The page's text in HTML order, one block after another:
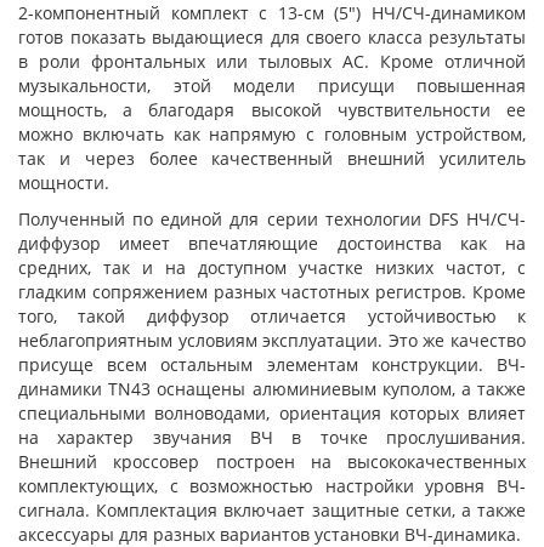
2-компонентный комплект с 13-см (5") НЧ/СЧ-динамиком
готов показать выдающиеся для своего класса результаты
в роли фронтальных или тыловых АС. Кроме отличной
музыкальности, этой модели присущи повышенная
мощность, а благодаря высокой чувствительности ее
можно включать как напрямую с головным устройством,
так и через более качественный внешний усилитель
мощности.
Полученный по единой для серии технологии DFS НЧ/СЧ-
диффузор имеет впечатляющие достоинства как на
средних, так и на доступном участке низких частот, с
гладким сопряжением разных частотных регистров. Кроме
того, такой диффузор отличается устойчивостью к
неблагоприятным условиям эксплуатации. Это же качество
присуще всем остальным элементам конструкции. ВЧ-
динамики TN43 оснащены алюминиевым куполом, а также
специальными волноводами, ориентация которых влияет
на характер звучания ВЧ в точке прослушивания.
Внешний кроссовер построен на высококачественных
комплектующих, с возможностью настройки уровня ВЧ-
сигнала. Комплектация включает защитные сетки, а также
аксессуары для разных вариантов установки ВЧ-динамика.